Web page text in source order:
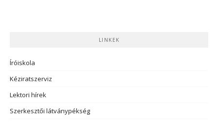
LINKEK
Íróiskola
Kéziratszerviz
Lektori hírek
Szerkesztői látványpékség